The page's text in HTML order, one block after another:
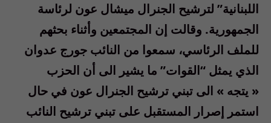
اللبنانية” لترشيح الجنرال ميشال عون لرئاسة
الجمهورية. وقالت إن المجتمعين وأثناء بحثهم
للملف الرئاسي، سمعوا من النائب جورج عدوان
الذي يمثل “القوات” ما يشير الى أن الحزب
« يتجه » الى تبني ترشيح الجنرال عون في حال
استمر إصرار المستقبل على تبني ترشيح النائب